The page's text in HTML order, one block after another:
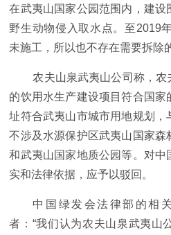
在武夷山国家公园范围内，建
野生动物侵入取水点。至2019
未施工，所以也不存在需要拆除
农夫山泉武夷山公司称，
的饮用水生产建设项目符合国
址符合武夷山市城市用地规划
不涉及水源保护区武夷山国家
和武夷山国家地质公园等。对
实和法律依据，应予以驳回。
中国绿发会法律部的相
者：“我们认为农夫山泉武夷山